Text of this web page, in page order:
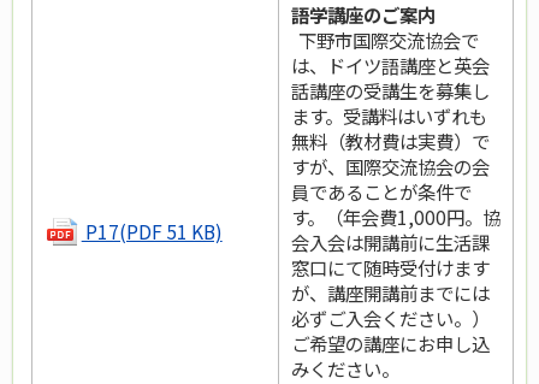
P17(PDF 51 KB)
語学講座のご案内
下野市国際交流協会で
は、ドイツ語講座と英会
話講座の受講生を募集し
ます。受講料はいずれも
無料（教材費は実費）で
すが、国際交流協会の会
員であることが条件で
す。（年会費1,000円。協
会入会は開講前に生活課
窓口にて随時受付けます
が、講座開講前までには
必ずご入会ください。）
ご希望の講座にお申し込
みください。